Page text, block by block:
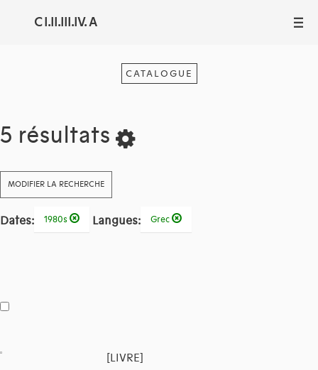
C I.II.III.IV. A III
CATALOGUE
5 résultats
MODIFIER LA RECHERCHE
Dates: 1980s Langues: Grec
[LIVRE]